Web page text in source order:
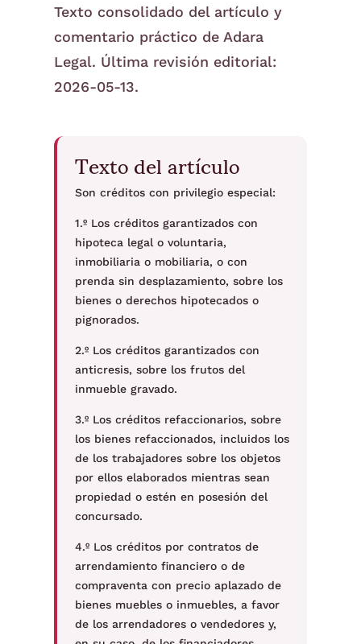
Texto consolidado del artículo y
comentario práctico de Adara
Legal. Última revisión editorial:
2026-05-13.
Texto del artículo
Son créditos con privilegio especial:
1.º Los créditos garantizados con
hipoteca legal o voluntaria,
inmobiliaria o mobiliaria, o con
prenda sin desplazamiento, sobre los
bienes o derechos hipotecados o
pignorados.
2.º Los créditos garantizados con
anticresis, sobre los frutos del
inmueble gravado.
3.º Los créditos refaccionarios, sobre
los bienes refaccionados, incluidos los
de los trabajadores sobre los objetos
por ellos elaborados mientras sean
propiedad o estén en posesión del
concursado.
4.º Los créditos por contratos de
arrendamiento financiero o de
compraventa con precio aplazado de
bienes muebles o inmuebles, a favor
de los arrendadores o vendedores y,